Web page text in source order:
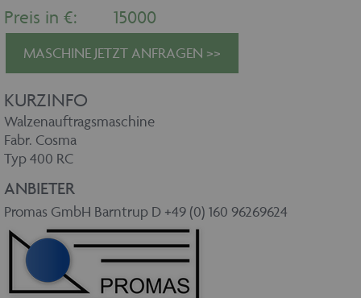
Preis in €: 15000
MASCHINE JETZT ANFRAGEN >>
KURZINFO
Walzenauftragsmaschine
Fabr. Cosma
Typ 400 RC
ANBIETER
Promas GmbH Barntrup D +49 (0) 160 96269624